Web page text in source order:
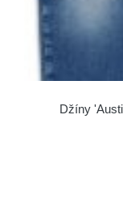
Džíny